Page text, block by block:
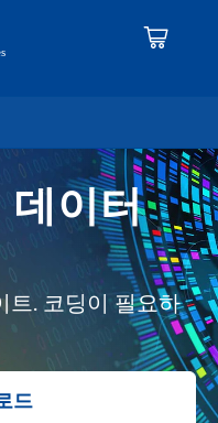
데이터
트. 코딩이 필요하
드